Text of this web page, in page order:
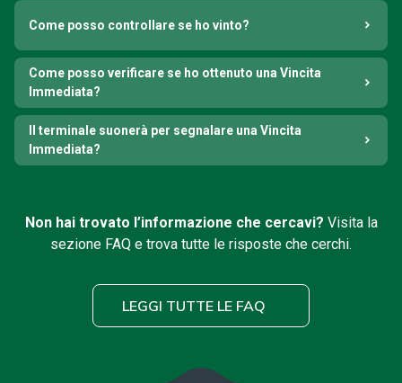
Come posso controllare se ho vinto?
Come posso verificare se ho ottenuto una Vincita
Immediata?
Il terminale suonerà per segnalare una Vincita
Immediata?
Non hai trovato l’informazione che cercavi? Visita la
sezione FAQ e trova tutte le risposte che cerchi.
LEGGI TUTTE LE FAQ